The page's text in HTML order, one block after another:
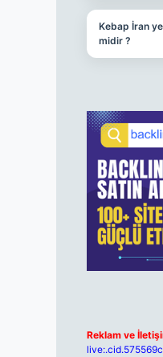
Kebap İran
midir ?
Reklam ve